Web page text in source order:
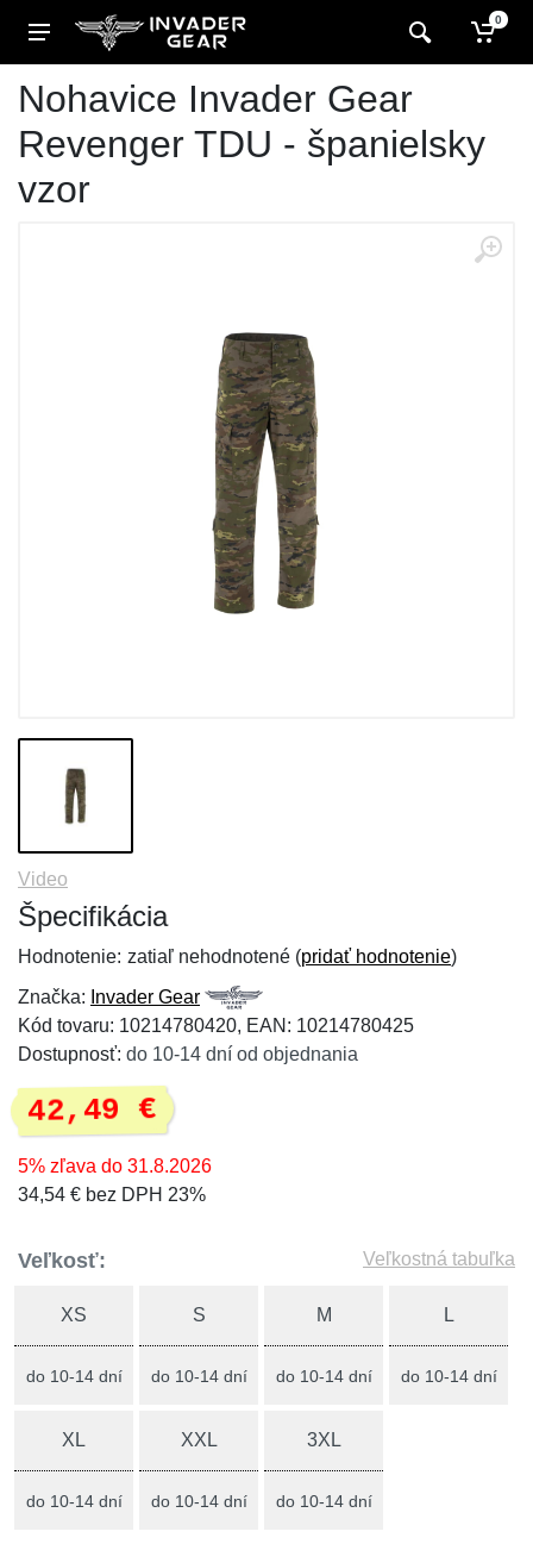
0
Nohavice Invader Gear
Revenger TDU - španielsky
vzor
Video
Špecifikácia
Hodnotenie: zatiaľ nehodnotené (pridať hodnotenie)
Značka: Invader Gear
Kód tovaru: 10214780420, EAN: 10214780425
Dostupnosť: do 10-14 dní od objednania
42,49 €
5% zľava do 31.8.2026
34,54 € bez DPH 23%
Veľkosť: Veľkostná tabuľka
XS
do 10-14 dní
S
do 10-14 dní
M
do 10-14 dní
L
do 10-14 dní
XL
do 10-14 dní
XXL
do 10-14 dní
3XL
do 10-14 dní